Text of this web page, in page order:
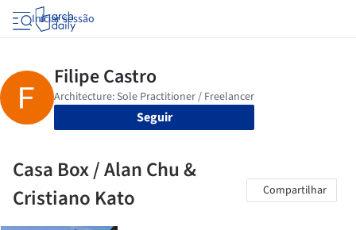
Iniciar sessão
Seguir
Casa Box / Alan Chu &
Cristiano Kato
Compartilhar